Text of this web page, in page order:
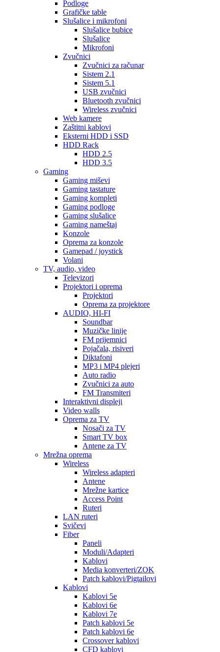
Podloge
Grafičke table
Slušalice i mikrofoni
Slušalice bubice
Slušalice
Mikrofoni
Zvučnici
Zvučnici za računar
Sistem 2.1
Sistem 5.1
USB zvučnici
Bluetooth zvučnici
Wireless zvučnici
Web kamere
Zaštitni kablovi
Eksterni HDD i SSD
HDD Rack
HDD 2.5
HDD 3.5
Gaming
Gaming miševi
Gaming tastature
Gaming kompleti
Gaming podloge
Gaming slušalice
Gaming nameštaj
Konzole
Oprema za konzole
Gamepad / joystick
Volani
TV, audio, video
Televizori
Projektori i oprema
Projektori
Oprema za projektore
AUDIO, HI-FI
Soundbar
Muzičke linije
FM prijemnici
Pojačala, risiveri
Diktafoni
MP3 i MP4 plejeri
Auto radio
Zvučnici za auto
FM Transmiteri
Interaktivni displeji
Video walls
Oprema za TV
Nosači za TV
Smart TV box
Antene za TV
Mrežna oprema
Wireless
Wireless adapteri
Antene
Mrežne kartice
Access Point
Ruteri
LAN ruteri
Svičevi
Fiber
Paneli
Moduli/Adapteri
Kablovi
Media konverteri/ZOK
Patch kablovi/Pigtailovi
Kablovi
Kablovi 5e
Kablovi 6e
Kablovi 7e
Patch kablovi 5e
Patch kablovi 6e
Crossover kablovi
CFD kablovi